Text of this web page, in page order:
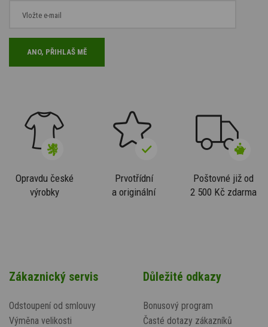
Opravdu české
výrobky
Prvotřídní
a originální
Poštovné již od
2 500 Kč zdarma
Zákaznický servis
Odstoupení od smlouvy
Výměna velikosti
Důležité odkazy
Bonusový program
Časté dotazy zákazníků